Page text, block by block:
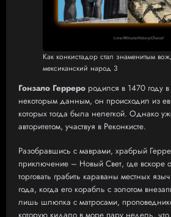
Как конкистадор стал знаменитым
мексиканский народ 3
Гонзало Герреро родился в 1470 году
некоторым данным, он происходил из
которых тогда была нелегкой. Однако
авторитетом, участвуя в Реконкисте.
Разобравшись с маврами, храбрый
приключение – Новый Свет, где вскоре
торговать грабить караваны местных
года, когда его корабль с золотом
лишь шлюпка с матросами,